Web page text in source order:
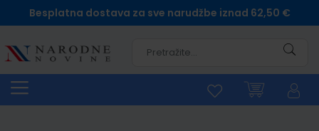
Besplatna dostava za sve narudžbe iznad 62,50 €